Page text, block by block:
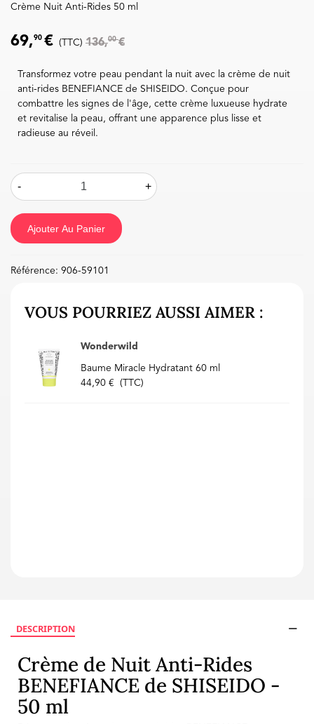
Crème Nuit Anti-Rides 50 ml
69, 90 € (TTC) 136,00€
Transformez votre peau pendant la nuit avec la crème de nuit
anti-rides BENEFIANCE de SHISEIDO. Conçue pour
combattre les signes de l'âge, cette crème luxueuse hydrate
et revitalise la peau, offrant une apparence plus lisse et
radieuse au réveil.
- +
Ajouter Au Panier
Référence: 906-59101
VOUS POURRIEZ AUSSI AIMER :
Wonderwild
Baume Miracle Hydratant 60 ml
44,90 €
(TTC)
DESCRIPTION
Crème de Nuit Anti-Rides
BENEFIANCE de SHISEIDO -
50 ml